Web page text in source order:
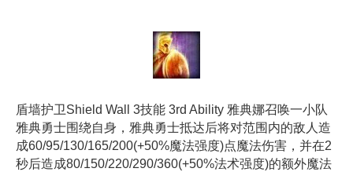
盾墙护卫Shield Wall 3技能 3rd Ability 雅典娜召唤一小队
雅典勇士围绕自身，雅典勇士抵达后将对范围内的敌人造
成60/95/130/165/200(+50%魔法强度)点魔法伤害，并在2
秒后造成80/150/220/290/360(+50%法术强度)的额外魔法